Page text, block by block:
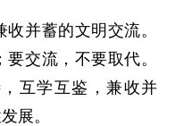
并蓄的文明交流。
交流，不要取代。
互学互鉴，兼收并
展。